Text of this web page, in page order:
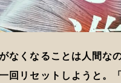
なくなることは人間な
回リセットしようと。